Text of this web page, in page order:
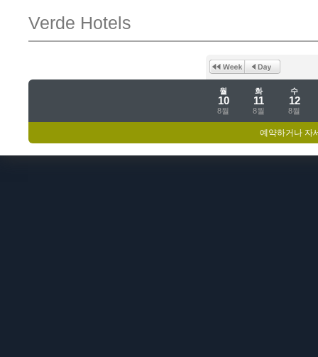
Verde Hotels
월
10
8월
화
11
8월
수
12
8월
예약하거나 자